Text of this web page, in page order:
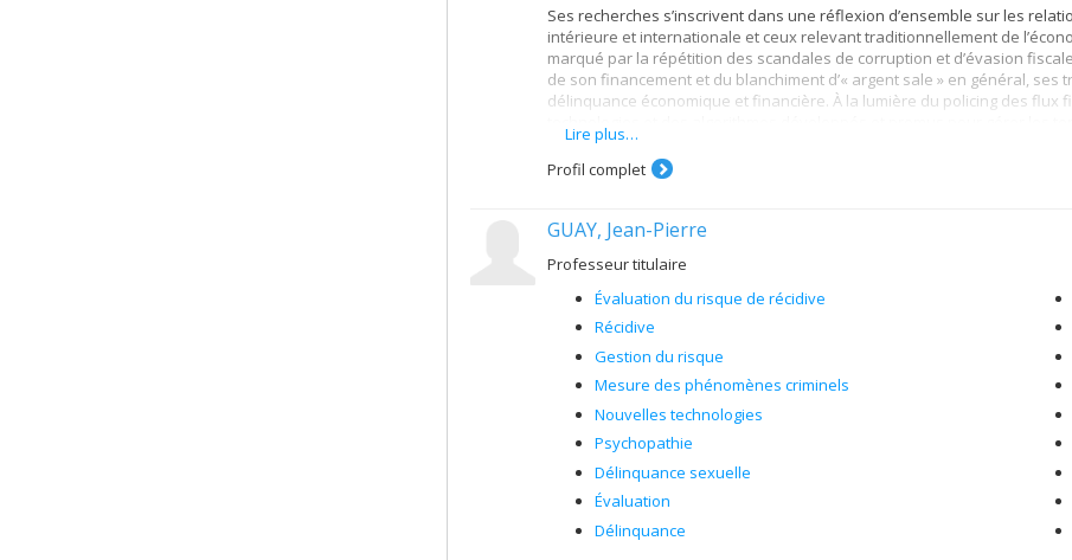
Ses recherches s’inscrivent dans une réflexion d’ensemble sur les
intérieure et internationale et ceux relevant traditionnellement de
marqué par la répétition des scandales de corruption et d’évasion
de son financement et du blanchiment d’« argent sale » en général,
délinquance économique et financière. À la lumière du policing des
internationale et de mobilités transnationales.
Lire plus…
Profil complet
GUAY, Jean-Pierre
Professeur titulaire
Évaluation du risque de récidive
Récidive
Gestion du risque
Mesure des phénomènes criminels
Nouvelles technologies
Psychopathie
Délinquance sexuelle
Évaluation
Délinquance